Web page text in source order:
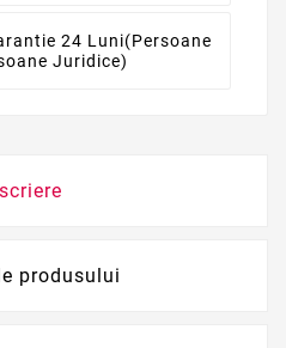
24 Luni(persoane
Juridice)
produsului